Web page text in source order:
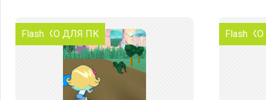
ТОЛЬКО ДЛЯ ПК
Flash Flash